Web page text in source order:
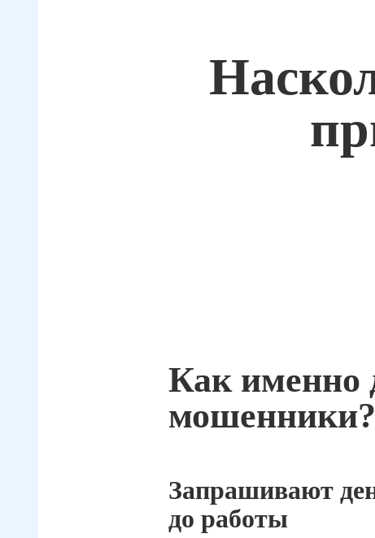
Как именно
мошенники?
Запрашивают
до работы